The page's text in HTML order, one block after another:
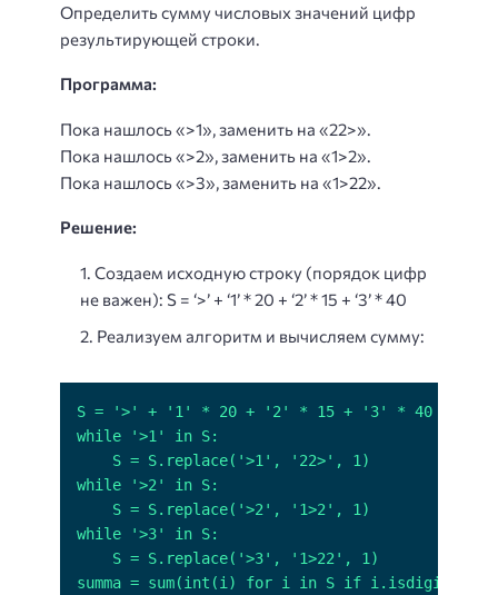
Определить сумму числовых значений цифр
результирующей строки.
Программа:
Пока нашлось «>1», заменить на «22>».
Пока нашлось «>2», заменить на «1>2».
Пока нашлось «>3», заменить на «1>22».
Решение:
Создаем исходную строку (порядок цифр
не важен): S = ‘>’ + ‘1’ * 20 + ‘2’ * 15 + ‘3’ * 40
Реализуем алгоритм и вычисляем сумму: